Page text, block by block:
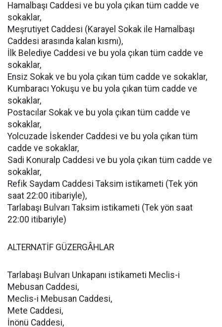
Hamalbaşı Caddesi ve bu yola çıkan tüm cadde ve
sokaklar,
Meşrutiyet Caddesi (Karayel Sokak ile Hamalbaşı
Caddesi arasında kalan kısmı),
İlk Belediye Caddesi ve bu yola çıkan tüm cadde ve
sokaklar,
Ensiz Sokak ve bu yola çıkan tüm cadde ve sokaklar,
Kumbaracı Yokuşu ve bu yola çıkan tüm cadde ve
sokaklar,
Postacılar Sokak ve bu yola çıkan tüm cadde ve
sokaklar,
Yolcuzade İskender Caddesi ve bu yola çıkan tüm
cadde ve sokaklar,
Sadi Konuralp Caddesi ve bu yola çıkan tüm cadde ve
sokaklar,
Refik Saydam Caddesi Taksim istikameti (Tek yön
saat 22:00 itibariyle),
Tarlabaşı Bulvarı Taksim istikameti (Tek yön saat
22:00 itibariyle)
ALTERNATİF GÜZERGÂHLAR
Tarlabaşı Bulvarı Unkapanı istikameti Meclis-i
Mebusan Caddesi,
Meclis-i Mebusan Caddesi,
Mete Caddesi,
İnönü Caddesi,